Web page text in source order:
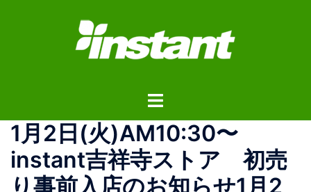
ス
ト
ル
メ
ニ
ュ
1月2日(火)AM10:30〜
instant吉祥寺ストア 初売
り事前入店のお知らせ1月2